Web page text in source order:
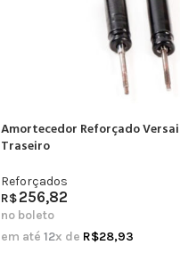
Amortecedor Reforçado
Traseiro
Reforçados
R$256,82
no boleto
em até 12x de R$28,93